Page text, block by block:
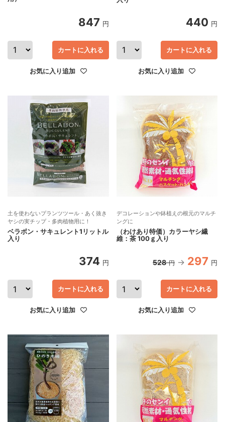
847 円
カートに入れる
お気に入り追加
440 円
カートに入れる
お気に入り追加
土を使わないプランツツール・あく抜き
ヤシの実チップ・多肉植物用に！
ベラボン・サキュレント1リットル
入り
374 円
カートに入れる
お気に入り追加
デコレーションや鉢植えの根元のマルチ
ングに
（わけあり特価）カラーヤシ繊
維：茶 100ｇ入り
528 円 297 円
カートに入れる
お気に入り追加